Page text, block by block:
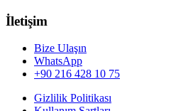
İletişim
Bize Ulaşın
WhatsApp
+90 216 428 10 75
Gizlilik Politikası